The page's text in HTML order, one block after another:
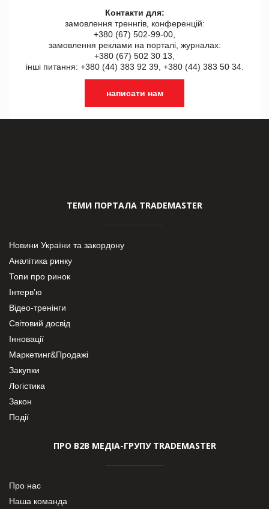
Контакти для:
замовлення треннгів, конференцій:
+380 (67) 502-99-00,
замовлення реклами на порталі, журналах:
+380 (67) 502 30 13,
інші питання: +380 (44) 383 92 39, +380 (44) 383 50 34.
написати нам
ТЕМИ ПОРТАЛА TRADEMASTER
Новини України та закордону
Аналітика ринку
Топи про ринок
Інтерв’ю
Відео-тренінги
Світовий досвід
Інновації
Маркетинг&Продажі
Закупки
Логістика
Закон
Події
ПРО В2В МЕДІА-ГРУПУ TRADEMASTER
Про нас
Наша команда